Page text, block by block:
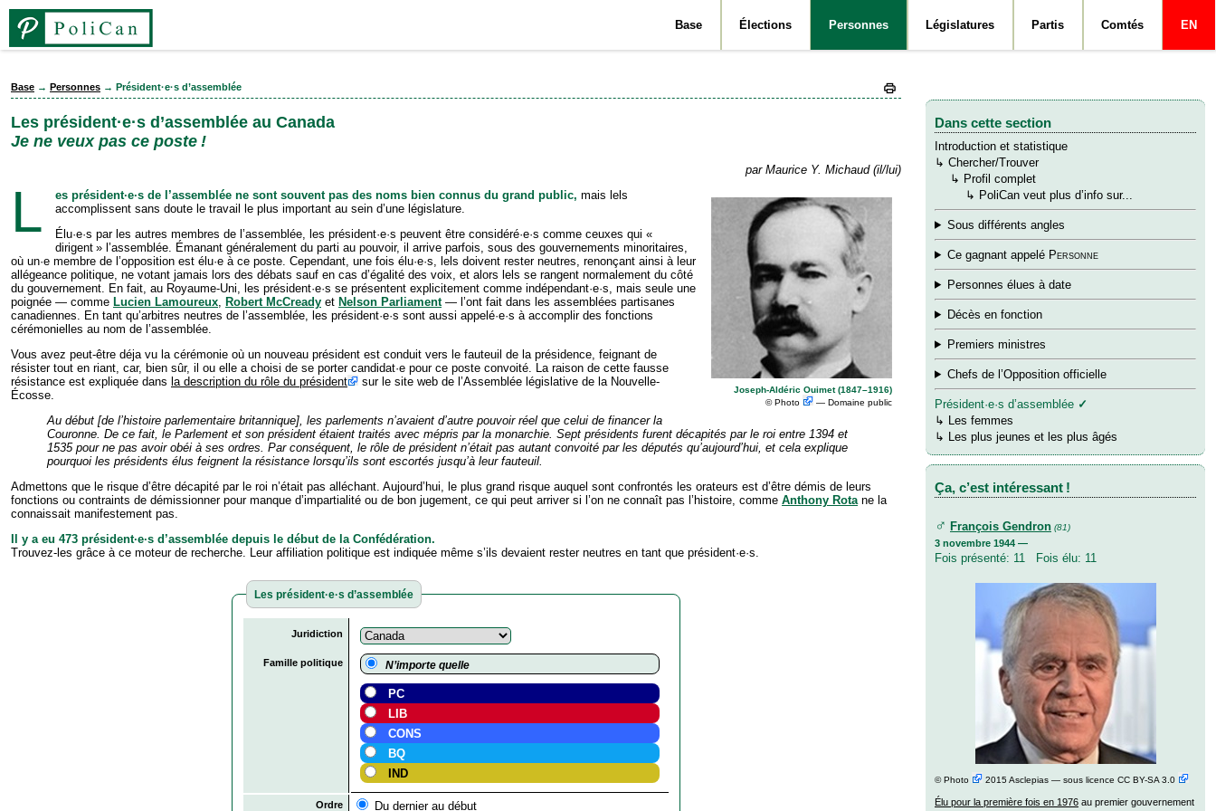
Base Élections Personnes Législatures Partis Comtés EN
Base → Personnes → Président·e·s d’assemblée
Les président·e·s d’assemblée au Canada
Je ne veux pas ce poste !
par Maurice Y. Michaud (il/lui)
Joseph-Aldéric Ouimet (1847–1916)
©Photo — Domaine public
L es président·e·s de l’assemblée ne sont souvent pas des noms bien connus du grand public, mais lels
accomplissent sans doute le travail le plus important au sein d’une législature.
Élu·e·s par les autres membres de l’assemblée, les président·e·s peuvent être considéré·e·s comme ceuxes qui «
dirigent » l’assemblée. Émanant généralement du parti au pouvoir, il arrive parfois, sous des gouvernements minoritaires,
où un·e membre de l’opposition est élu·e à ce poste. Cependant, une fois élu·e·s, lels doivent rester neutres, renonçant ainsi à leur
allégeance politique, ne votant jamais lors des débats sauf en cas d’égalité des voix, et alors lels se rangent normalement du côté
du gouvernement. En fait, au Royaume-Uni, les président·e·s se pré­sentent explicitement comme indépendant·e·s, mais seule une
poignée — comme Lucien Lamoureux Robert McCready et Nelson Parliament— l’ont fait dans les assemblées partisanes
canadiennes. En tant qu’arbitres neutres de l’as­sem­blée, les président·e·s sont aussi appelé·e·s à accomplir des fonctions
cérémonielles au nom de l’assemblée.
Vous avez peut-être déja vu la cérémonie où un nouveau président est conduit vers le fauteuil de la présidence, feignant de
résister tout en riant, car, bien sûr, il ou elle a choisi de se porter candidat·e pour ce poste convoité. La raison de cette fausse
résistance est expliquée dans la description du rôle du président
sur le site web de l’Assemblée législative de la Nouvelle-
Écosse.
Au début [de l’histoire parlementaire britannique], les parlements n’avaient d’autre pouvoir réel que celui de financer la
Couronne. De ce fait, le Parlement et son président étaient traités avec mépris par la monarchie. Sept présidents furent décapités par le roi entre 1394 et
1535 pour ne pas avoir obéi à ses ordres. Par conséquent, le rôle de président n’était pas autant convoité par les députés qu’aujourd’hui, et cela explique
pourquoi les présidents élus feignent la résistance lorsqu’ils sont escortés jusqu’à leur fauteuil.
Admettons que le risque d’être décapité par le roi n’était pas alléchant. Aujourd’hui, le plus grand risque auquel sont confrontés les orateurs est d’être démis de leurs
fonctions ou contraints de démissionner pour manque d’impartialité ou de bon jugement, ce qui peut arriver si l’on ne connaît pas l’histoire, comme Anthony Rota ne la
connaissait manifestement pas.
Il y a eu 473 président·e·s d’assemblée depuis le début de la Confédération.
Trouvez-les grâce à ce moteur de recherche. Leur affiliation politique est indiquée même s’ils devaient rester neutres en tant que président·e·s.
Les président·e·s d’assemblée
Juridiction
Famille politique N’importe quelle
PC
LIB
CONS
BQ
IND
Ordre Du dernier au début
Dans cette section
Introduction et statistique
↳ Chercher/Trouver
↳ Profil complet
↳ PoliCan veut plus d’info sur...
Sous différents angles
Ce gagnant appelé Personne
Personnes élues à date
Décès en fonction
Premiers ministres
Chefs de l’Opposition officielle
Président·e·s d’assemblée ✓
↳
Les femmes
↳ Les plus jeunes et les plus âgés
Ça, c’est intéressant !
♂ François Gendron (81)
3 novembre 1944 —
Fois présenté: 11 Fois élu: 11
©Photo 2015 Asclepias — sous licence CC BY-SA 3.0
Élu pour la première fois en 1976 au premier gouvernement